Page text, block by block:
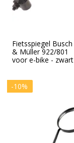
Fietsspiegel Busch
& Müller 922/801
voor e-bike - zwart
-10%